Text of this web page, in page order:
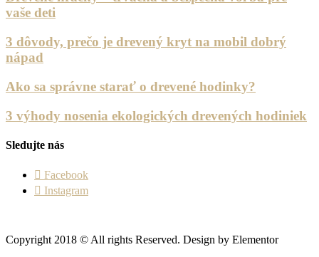
vaše deti
3 dôvody, prečo je drevený kryt na mobil dobrý
nápad
Ako sa správne starať o drevené hodinky?
3 výhody nosenia ekologických drevených hodiniek
Sledujte nás
Facebook
Instagram
Copyright 2018 © All rights Reserved. Design by Elementor